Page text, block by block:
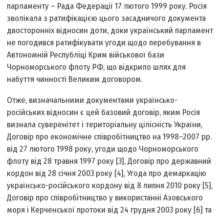
парламенту – Рада Федерації 17 лютого 1999 року. Росія
зволікала з ратифікацією цього засадничого документа
двосторонніх відносин доти, доки український парламент
не погодився ратифікувати угоди щодо перебування в
Автономній Республіці Крим військової бази
Чорноморського флоту РФ, що відкрило шлях для
набуття чинності Великим договором.
Отже, визначальними документами українсько-
російських відносин є цей базовий договір, яким Росія
визнала суверенітет і територіальну цілісність України,
Договір про економічне співробітництво на 1998–2007 рр.
від 27 лютого 1998 року, угоди щодо Чорноморського
флоту від 28 травня 1997 року [3], Договір про державний
кордон від 28 січня 2003 року [4], Угода про демаркацію
українсько-російського кордону від 8 липня 2010 року [5],
Договір про співробітництво у використанні Азовського
моря і Керченської протоки від 24 грудня 2003 року [6] та